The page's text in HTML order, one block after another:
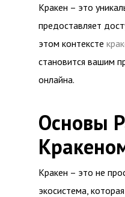
Кракен – это
предоставляет
этом контексте
становится вашим
онлайна.
Основы
Кракен – это не
экосистема,